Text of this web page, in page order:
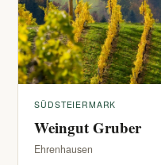
SÜDSTEIERMARK
Weingut Gruber
Ehrenhausen